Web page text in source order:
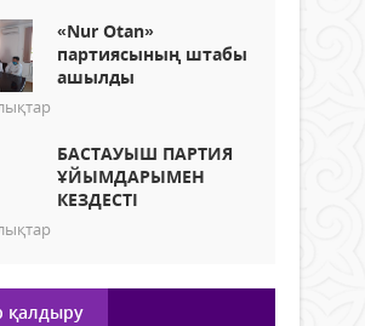
«Nur Otan»
партиясының штабы
ашылды
БАСТАУЫШ ПАРТИЯ
ҰЙЫМДАРЫМЕН
КЕЗДЕСТІ
қалдыру